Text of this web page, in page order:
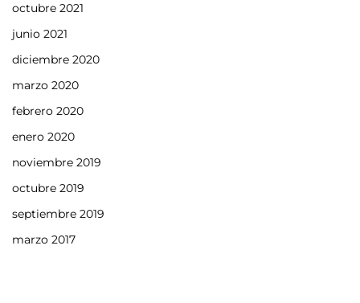
octubre 2021
junio 2021
diciembre 2020
marzo 2020
febrero 2020
enero 2020
noviembre 2019
octubre 2019
septiembre 2019
marzo 2017